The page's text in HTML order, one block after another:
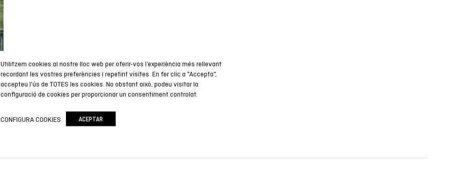
Utilitzem cookies al nostre lloc web per oferir-vos l’experiència més rellevant
recordant les vostres preferències i repetint visites. En fer clic a "Accepta",
accepteu l'ús de TOTES les cookies. No obstant això, podeu visitar la
configuració de cookies per proporcionar un consentiment controlat.
CONFIGURA COOKIES ACEPTAR